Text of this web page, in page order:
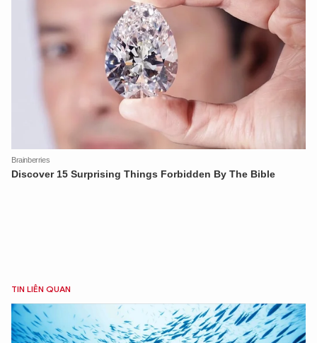
TIN LIÊN QUAN